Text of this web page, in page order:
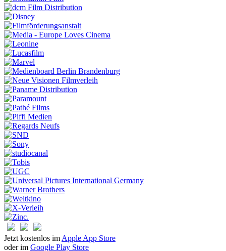
Jetzt kostenlos im Apple App Store
oder im Google Play Store